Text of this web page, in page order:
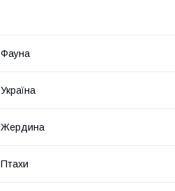
Фауна
Україна
Жердина
Птахи